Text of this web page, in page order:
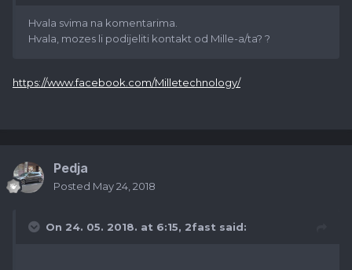
Hvala svima na komentarima.
Hvala, mozes li podijeliti kontakt od Mille-a/ta? ?
https://www.facebook.com/Milletechnology/
Pedja
Posted May 24, 2018
On 24. 05. 2018. at 6:15, 2fast said: